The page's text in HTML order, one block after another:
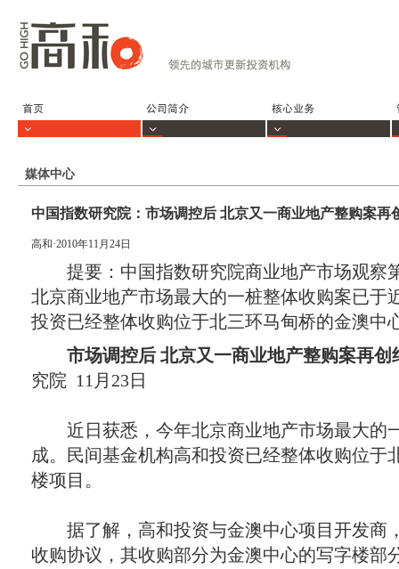
媒体中心
中国指数研究院：市场调控后 北京又一商业地产整购案再
高和·2010年11月24日
提要：中国指数研究院商业地产市场观察
北京商业地产市场最大的一桩整体收购案已于
投资已经整体收购位于北三环马甸桥的金澳中
市场调控后 北京又一商业地产整购案再创
究院 11月23日
近日获悉，今年北京商业地产市场最大的
成。民间基金机构高和投资已经整体收购位于
楼项目。
据了解，高和投资与金澳中心项目开发商
收购协议，其收购部分为金澳中心的写字楼部